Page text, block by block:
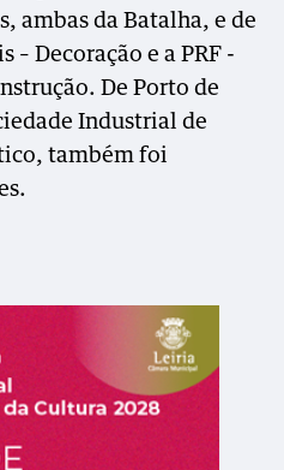
ambas da Batalha, e de
– Decoração e a PRF -
De Porto de
Industrial de
também foi